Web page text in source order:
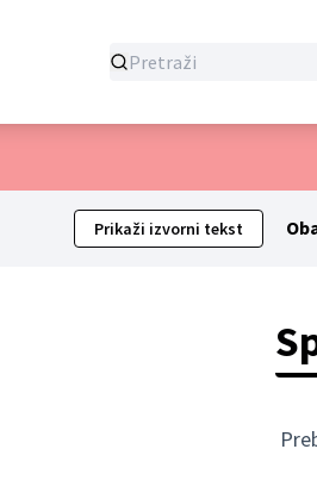
Prikaži izvorni tekst